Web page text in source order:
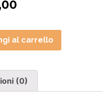
al carrello
(0)